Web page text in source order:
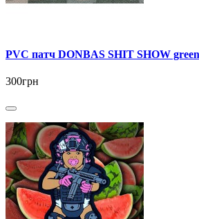
PVC патч DONBAS SHIT SHOW
300грн